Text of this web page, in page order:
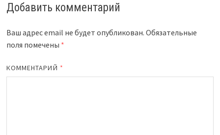
Добавить комментарий
Ваш адрес email не будет опубликован. Обязательные
поля помечены *
КОММЕНТАРИЙ *